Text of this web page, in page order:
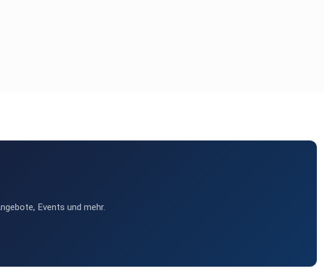
Events und mehr.